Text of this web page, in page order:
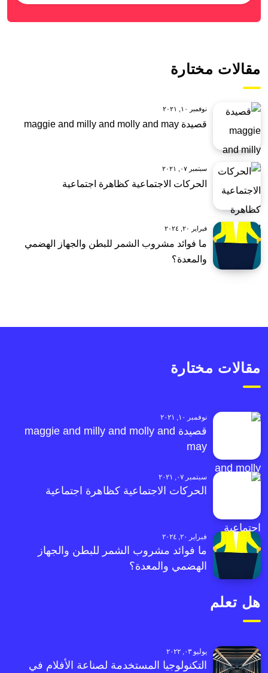
مقالات مختارة
نوفمبر ١٠, ٢٠٢١
قصيدة maggie and milly and molly and may
سبتمبر ٠٧, ٢٠٢١
الحركات الاجتماعية كظاهرة اجتماعية
فبراير ٢٠, ٢٠٢٤
ما فوائد مشروب الشمر للبطن والجهاز الهضمي
والمعدة؟
مقالات مختارة
نوفمبر ١٠, ٢٠٢١
قصيدة maggie and milly and molly and
may
سبتمبر ٠٧, ٢٠٢١
الحركات الاجتماعية كظاهرة اجتماعية
فبراير ٢٠, ٢٠٢٤
ما فوائد مشروب الشمر للبطن والجهاز
الهضمي والمعدة؟
هل تعلم
يوليو ٠٣, ٢٠٢٢
التكنولوجيا المستخدمة لصناعة الأفلام في